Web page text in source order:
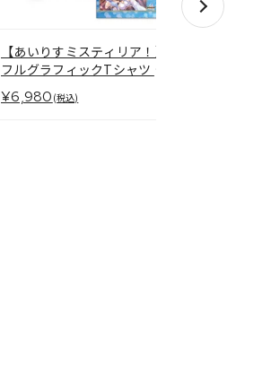
【あいりすミスティリア！】
フルグラフィックTシャツ プ
リシラ
¥6,980 (税込)